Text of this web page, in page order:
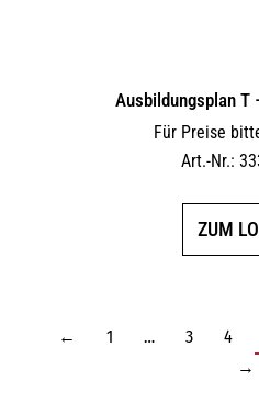
Ausbildungsplan T
Für Preise
Art.-Nr.:
ZUM
← 1 … 3 4
→